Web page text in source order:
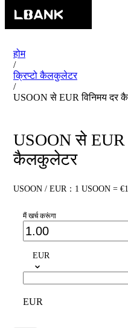
होम
/
क्रिप्टो कैलकुलेटर
/
USOON से EUR विनिमय दर
USOON से EUR
कैलकुलेटर
USOON / EUR：1 USOON =
मैं खर्च करूंगा
EUR
EUR